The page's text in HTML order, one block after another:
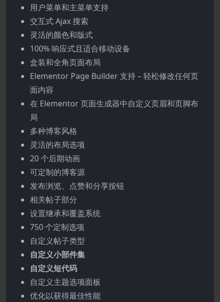
用户菜单和主菜单支持
交互式 Ajax 搜索
灵活的颜色和版式
100% 响应式且适合移动设备
盒装和全角页面布局
Elementor Page Builder 支持 – 轻松修改任何页
面内容
在 Elementor 页面生成器中自定义页眉和页脚布
局
多种博客风格
灵活的布局选项
20 个后期动画
可定制的博客源
发布浏览、点赞和分享按钮
相关帖子部分
设置继承和覆盖系统
750 个定制选项
自定义帖子类型
自定义小部件集
自定义短代码
自定义主题选项面板
优化以获得最佳性能